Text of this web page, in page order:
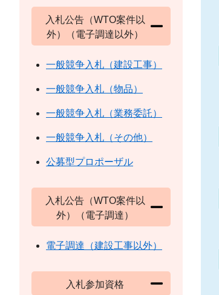
入札公告（WTO案件以
外）（電子調達以外）
一般競争入札（建設工事）
一般競争入札（物品）
一般競争入札（業務委託）
一般競争入札（その他）
公募型プロポーザル
入札公告（WTO案件以
外）（電子調達）
電子調達（建設工事以外）
入札参加資格